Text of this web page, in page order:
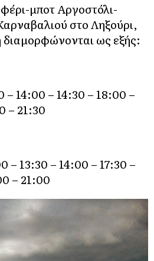
μποτ Αργοστόλι-
στο Ληξούρι,
ως εξής:
– 14:00 – 14:30 – 18:00 –
– 21:30
– 13:30 – 14:00 – 17:30 –
– 21:00